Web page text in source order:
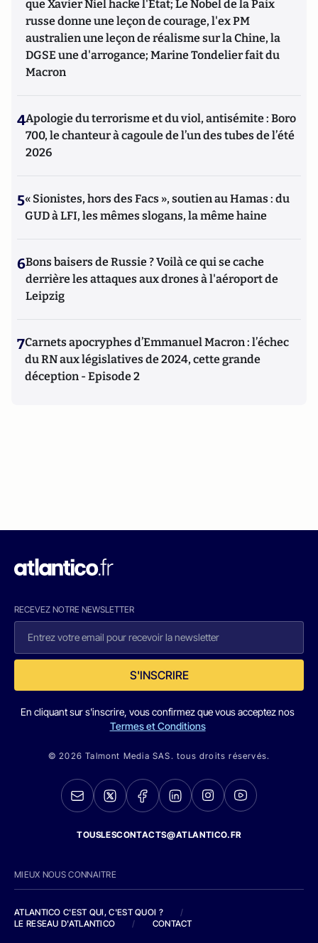
que Xavier Niel hacke l'Etat; Le Nobel de la Paix
russe donne une leçon de courage, l'ex PM
australien une leçon de réalisme sur la Chine, la
DGSE une d'arrogance; Marine Tondelier fait du
Macron
4Apologie du terrorisme et du viol, antisémite : Boro
700, le chanteur à cagoule de l’un des tubes de l’été
2026
5« Sionistes, hors des Facs », soutien au Hamas : du
GUD à LFI, les mêmes slogans, la même haine
6Bons baisers de Russie ? Voilà ce qui se cache
derrière les attaques aux drones à l'aéroport de
Leipzig
7Carnets apocryphes d’Emmanuel Macron : l’échec
du RN aux législatives de 2024, cette grande
déception - Episode 2
RECEVEZ NOTRE NEWSLETTER
S'INSCRIRE
En cliquant sur s'inscrire, vous confirmez que vous acceptez nos
Termes et Conditions
© 2026 Talmont Media SAS. tous droits réservés.
TOUSLESCONTACTS@ATLANTICO.FR
MIEUX NOUS CONNAITRE
ATLANTICO C'EST QUI, C'EST QUOI ?
/
LE RESEAU D'ATLANTICO
/ CONTACT